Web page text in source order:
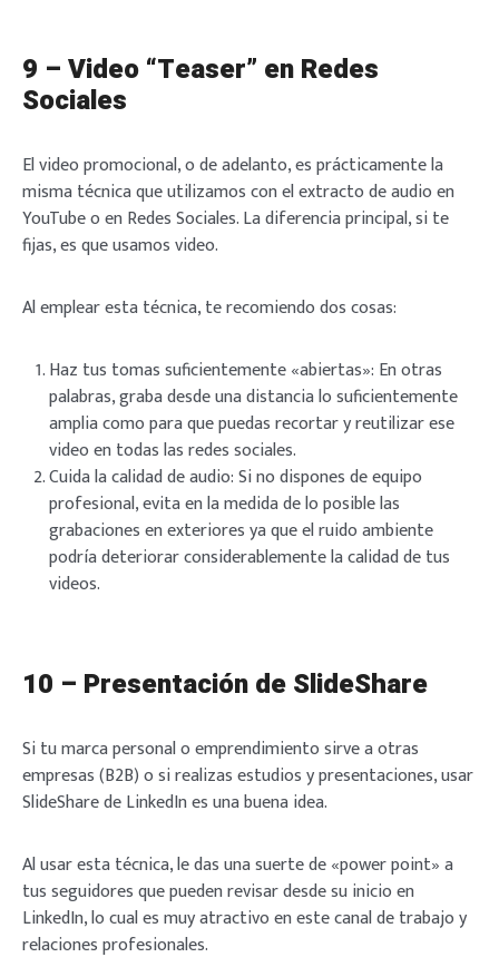
9 – Video “Teaser” en Redes
Sociales
El video promocional, o de adelanto, es prácticamente la
misma técnica que utilizamos con el extracto de audio en
YouTube o en Redes Sociales. La diferencia principal, si te
fijas, es que usamos video.
Al emplear esta técnica, te recomiendo dos cosas:
Haz tus tomas suficientemente «abiertas»: En otras
palabras, graba desde una distancia lo suficientemente
amplia como para que puedas recortar y reutilizar ese
video en todas las redes sociales.
Cuida la calidad de audio: Si no dispones de equipo
profesional, evita en la medida de lo posible las
grabaciones en exteriores ya que el ruido ambiente
podría deteriorar considerablemente la calidad de tus
videos.
10 – Presentación de SlideShare
Si tu marca personal o emprendimiento sirve a otras
empresas (B2B) o si realizas estudios y presentaciones, usar
SlideShare de LinkedIn es una buena idea.
Al usar esta técnica, le das una suerte de «power point» a
tus seguidores que pueden revisar desde su inicio en
LinkedIn, lo cual es muy atractivo en este canal de trabajo y
relaciones profesionales.